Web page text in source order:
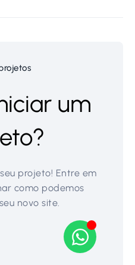
um
projeto! Entre em
como podemos
novo site.